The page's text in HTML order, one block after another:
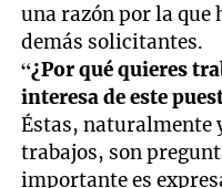
una razón por la que
demás solicitantes.
“¿Por qué quieres
interesa de este
Éstas, naturalmente
trabajos, son
importante es